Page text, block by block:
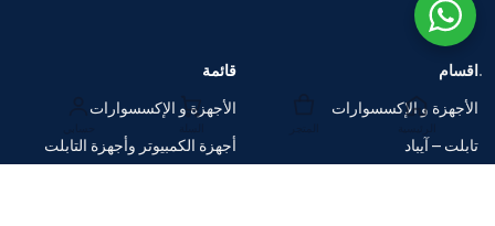
اقسام
الأجهزة و الإكسسوارات
تابلت – آيباد
قائمة
الأجهزة و الإكسسوارات
أجهزة الكمبيوتر وأجهزة التابلت